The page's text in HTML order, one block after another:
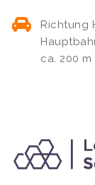
Richtung
ca. 200 m